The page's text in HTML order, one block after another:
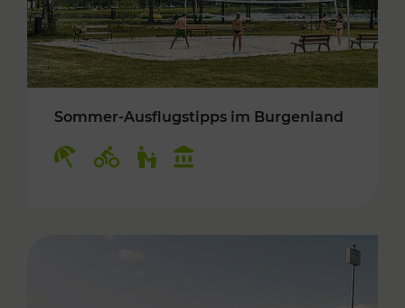
Sommer-Ausflugstipps im Burgenland